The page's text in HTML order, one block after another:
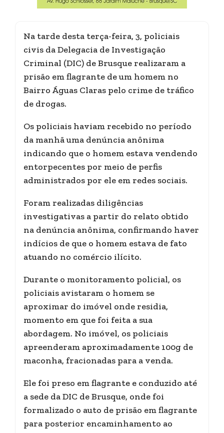
Na tarde desta terça-feira, 3, policiais
civis da Delegacia de Investigação
Criminal (DIC) de Brusque realizaram a
prisão em flagrante de um homem no
Bairro Águas Claras pelo crime de tráfico
de drogas.
Os policiais haviam recebido no período
da manhã uma denúncia anônima
indicando que o homem estava vendendo
entorpecentes por meio de perfis
administrados por ele em redes sociais.
Foram realizadas diligências
investigativas a partir do relato obtido
na denúncia anônima, confirmando haver
indícios de que o homem estava de fato
atuando no comércio ilícito.
Durante o monitoramento policial, os
policiais avistaram o homem se
aproximar do imóvel onde residia,
momento em que foi feita a sua
abordagem. No imóvel, os policiais
apreenderam aproximadamente 100g de
maconha, fracionadas para a venda.
Ele foi preso em flagrante e conduzido até
a sede da DIC de Brusque, onde foi
formalizado o auto de prisão em flagrante
para posterior encaminhamento ao